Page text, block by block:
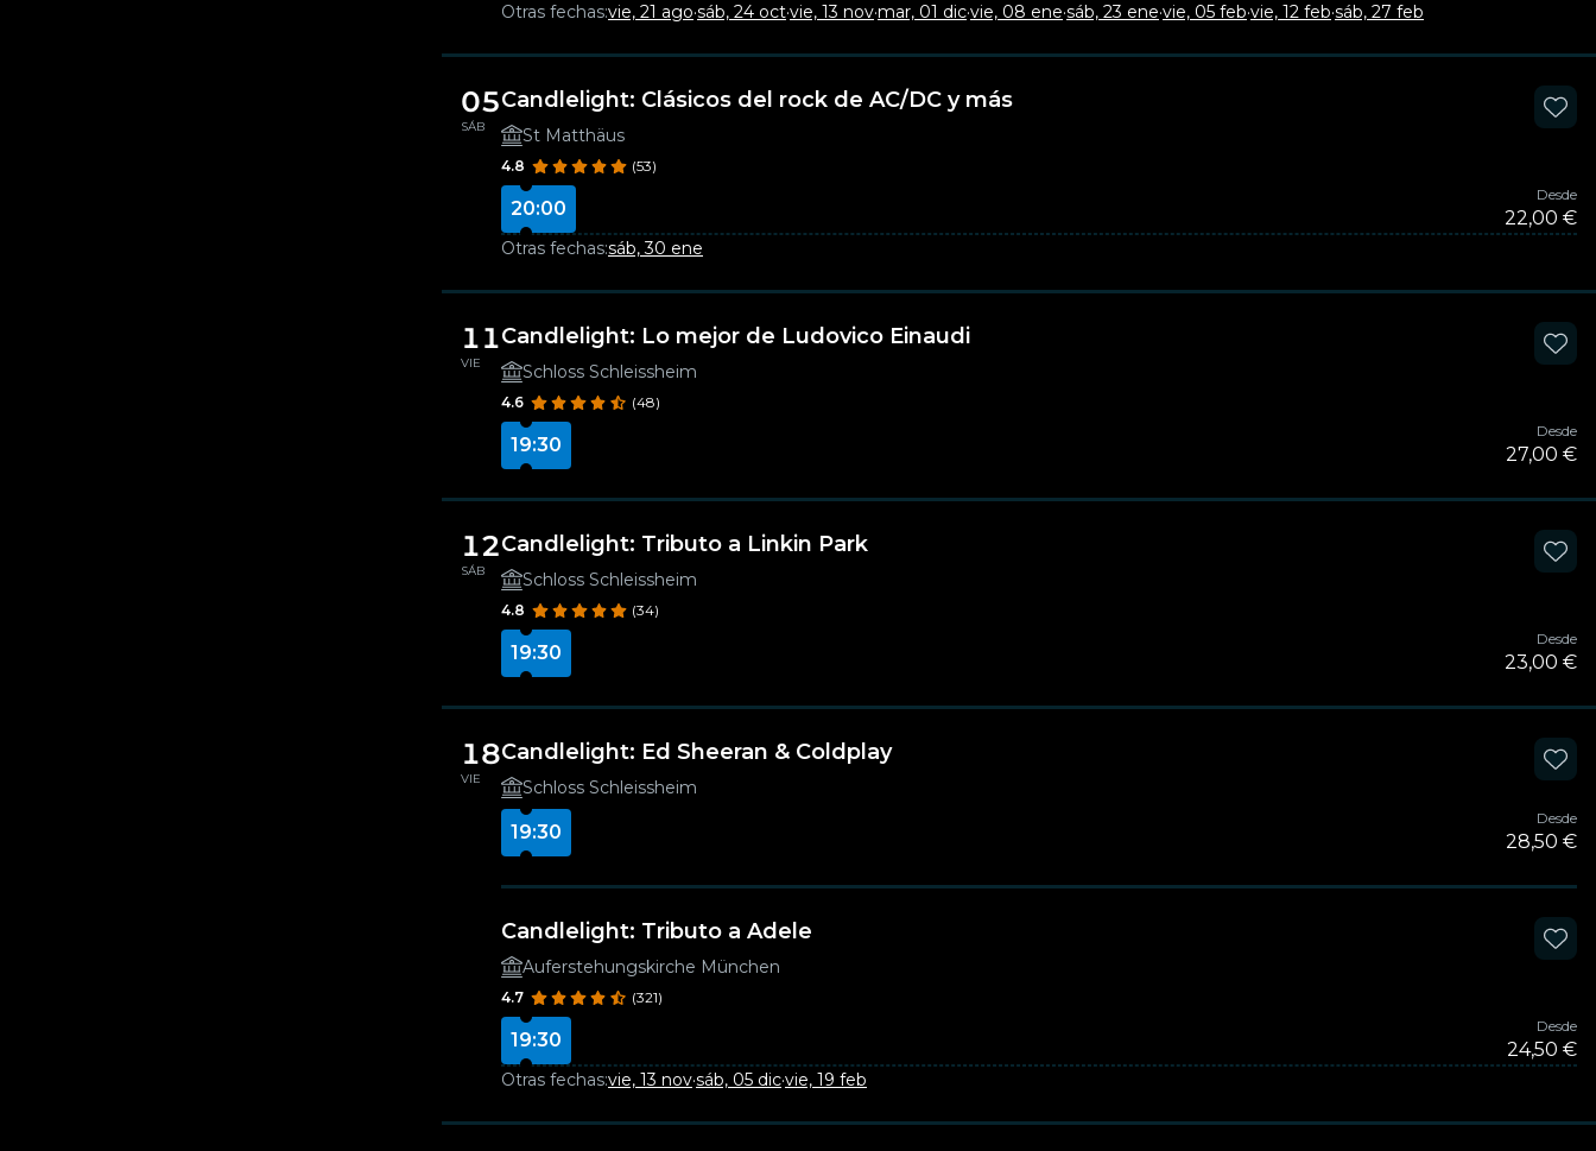
Otras fechas:vie, 21 ago·sáb, 24 oct·vie, 13 nov·mar, 01 dic·vie, 08 ene·sáb, 23 ene·vie, 05 feb·vie, 12 feb·sáb, 27 feb
05
SÁB
Candlelight: Clásicos del rock de AC/DC y más
St Matthäus
4.8 (53)
20:00
Desde
22,00 €
Otras fechas:sáb, 30 ene
11
VIE
Candlelight: Lo mejor de Ludovico Einaudi
Schloss Schleissheim
4.6 (48)
19:30
Desde
27,00 €
12
SÁB
Candlelight: Tributo a Linkin Park
Schloss Schleissheim
4.8 (34)
19:30
Desde
23,00 €
18
VIE
Candlelight: Ed Sheeran & Coldplay
Schloss Schleissheim
19:30
Desde
28,50 €
Candlelight: Tributo a Adele
Auferstehungskirche München
4.7 (321)
19:30
Desde
24,50 €
Otras fechas:vie, 13 nov·sáb, 05 dic·vie, 19 feb